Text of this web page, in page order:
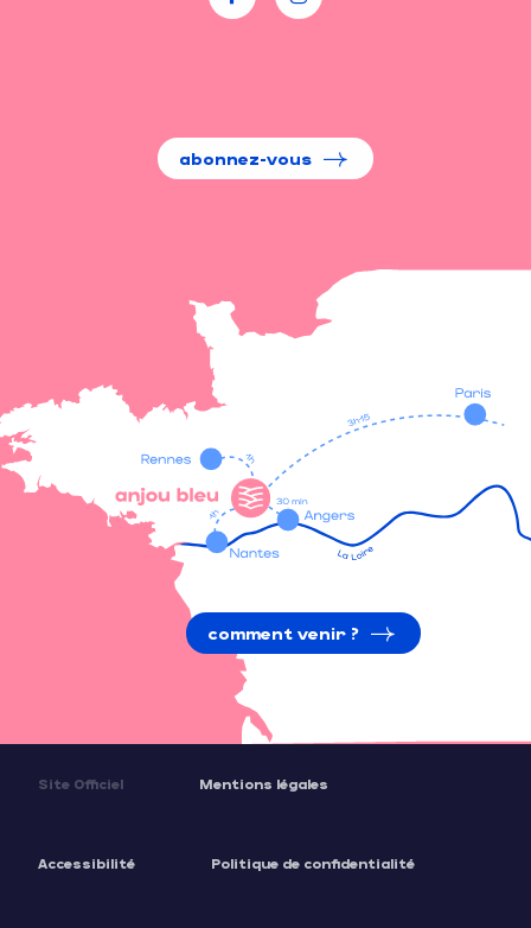
abonnez-vous
comment venir ?
Site Officiel Mentions légales
Accessibilité Politique de confidentialité